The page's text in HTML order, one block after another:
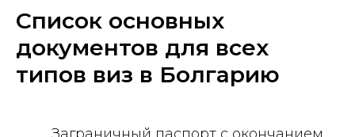
Список основных
документов для всех
типов виз в Болгарию